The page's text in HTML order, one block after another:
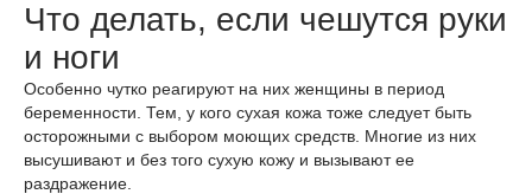
Что делать, если чешутся руки
и ноги
Особенно чутко реагируют на них женщины в период
беременности. Тем, у кого сухая кожа тоже следует быть
осторожными с выбором моющих средств. Многие из них
высушивают и без того сухую кожу и вызывают ее
раздражение.